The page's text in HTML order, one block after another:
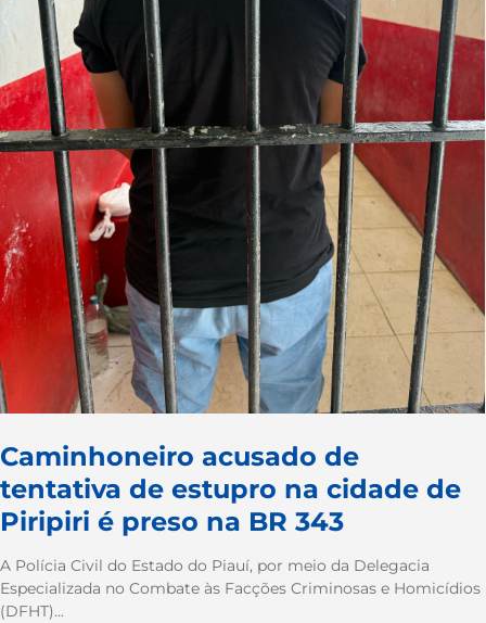
Caminhoneiro acusado de
tentativa de estupro na cidade de
Piripiri é preso na BR 343
A Polícia Civil do Estado do Piauí, por meio da Delegacia
Especializada no Combate às Facções Criminosas e Homicídios
(DFHT)...